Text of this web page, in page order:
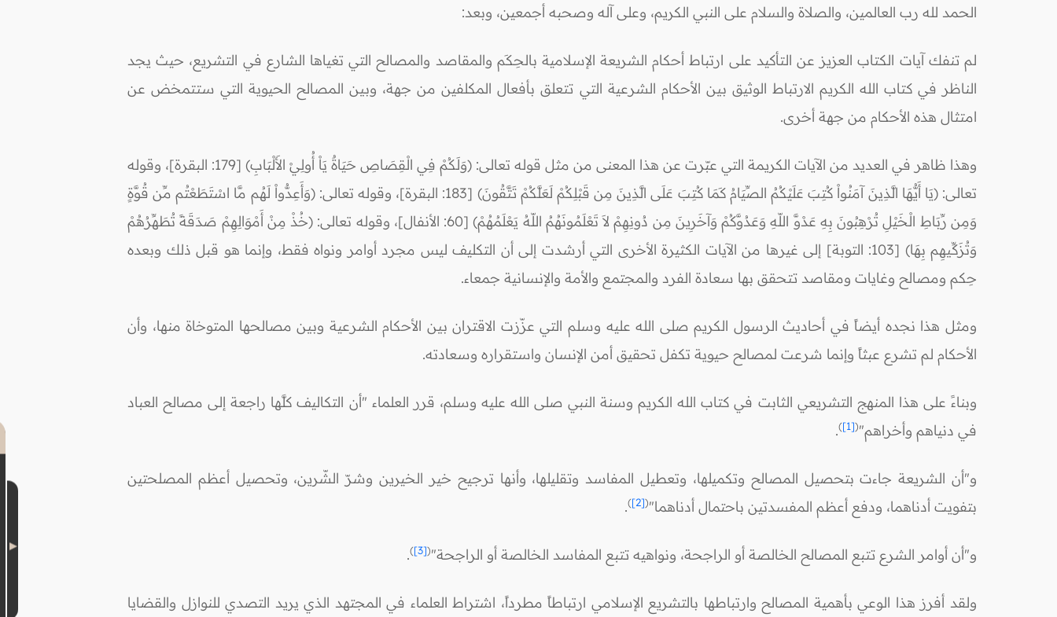
الحمد لله رب العالمين، والصلاة والسلام على النبي الكريم، وعلى آله وصحبه أجمعين، وبعد:
لم تنفك آيات الكتاب العزيز عن التأكيد على ارتباط أحكام الشريعة الإسلامية بالحِكَم والمقاصد والمصالح التي تغياها الشارع في التشريع، حيث يجد
الناظر في كتاب الله الكريم الارتباط الوثيق بين الأحكام الشرعية التي تتعلق بأفعال المكلفين من جهة، وبين المصالح الحيوية التي ستتمخض عن
امتثال هذه الأحكام من جهة أخرى.
وهذا ظاهر في العديد من الآيات الكريمة التي عبّرت عن هذا المعنى من مثل قوله تعالى: (وَلَكُمْ فِي الْقِصَاصِ حَيَاةٌ يَاْ أُولِيْ الأَلْبَابِ) [179: البقرة]، وقوله
تعالى: (يَا أَيُّهَا الَّذِينَ آمَنُواْ كُتِبَ عَلَيْكُمُ الصِّيَامُ كَمَا كُتِبَ عَلَى الَّذِينَ مِن قَبْلِكُمْ لَعَلَّكُمْ تَتَّقُونَ) [183: البقرة]، وقوله تعالى: (وَأَعِدُّواْ لَهُم مَّا اسْتَطَعْتُم مِّن قُوَّةٍ
وَمِن رِّبَاطِ الْخَيْلِ تُرْهِبُونَ بِهِ عَدْوَّ اللّهِ وَعَدُوَّكُمْ وَآخَرِينَ مِن دُونِهِمْ لاَ تَعْلَمُونَهُمُ اللّهُ يَعْلَمُهُمْ) [60: الأنفال]، وقوله تعالى: (خُذْ مِنْ أَمْوَالِهِمْ صَدَقَةً تُطَهِّرُهُمْ
وَتُزَكِّيهِم بِهَا) [103: التوبة] إلى غيرها من الآيات الكثيرة الأخرى التي أرشدت إلى أن التكليف ليس مجرد أوامر ونواه فقط، وإنما هو قبل ذلك وبعده
حِكم ومصالح وغايات ومقاصد تتحقق بها سعادة الفرد والمجتمع والأمة والإنسانية جمعاء.
ومثل هذا نجده أيضاً في أحاديث الرسول الكريم صلى الله عليه وسلم التي عزّزت الاقتران بين الأحكام الشرعية وبين مصالحها المتوخاة منها، وأن
الأحكام لم تشرع عبثاً وإنما شرعت لمصالح حيوية تكفل تحقيق أمن الإنسان واستقراره وسعادته.
وبناءً على هذا المنهج التشريعي الثابت في كتاب الله الكريم وسنة النبي صلى الله عليه وسلم، قرر العلماء "أن التكاليف كلَّها راجعة إلى مصالح العباد
في دنياهم وأخراهم"(
[1]
)
.
و"أن الشريعة جاءت بتحصيل المصالح وتكميلها، وتعطيل المفاسد وتقليلها، وأنها ترجيح خير الخيرين وشرّ الشّرين، وتحصيل أعظم المصلحتين
بتفويت أدناهما، ودفع أعظم المفسدتين باحتمال أدناهما"(
[2]
)
.
و"أن أوامر الشرع تتبع المصالح الخالصة أو الراجحة، ونواهيه تتبع المفاسد الخالصة أو الراجحة"(
[3]
)
.
ولقد أفرز هذا الوعي بأهمية المصالح وارتباطها بالتشريع الإسلامي ارتباطاً مطرداً، اشتراط العلماء في المجتهد الذي يريد التصدي للنوازل والقضايا